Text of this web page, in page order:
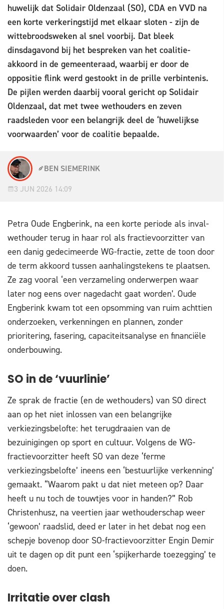
huwelijk dat Solidair Oldenzaal (SO), CDA en VVD na
een korte verkeringstijd met elkaar sloten - zijn de
wittebroodsweken al snel voorbij. Dat bleek
dinsdagavond bij het bespreken van het coalitie-
akkoord in de gemeenteraad, waarbij er door de
oppositie flink werd gestookt in de prille verbintenis.
De pijlen werden daarbij vooral gericht op Solidair
Oldenzaal, dat met twee wethouders en zeven
raadsleden voor een belangrijk deel de ‘huwelijkse
voorwaarden’ voor de coalitie bepaalde.
BEN SIEMERINK
3 JUN 2026 14:09
Petra Oude Engberink, na een korte periode als inval-
wethouder terug in haar rol als fractievoorzitter van
een danig gedecimeerde WG-fractie, zette de toon door
de term akkoord tussen aanhalingstekens te plaatsen.
Ze zag vooral ‘een verzameling onderwerpen waar
later nog eens over nagedacht gaat worden’. Oude
Engberink kwam tot een opsomming van ruim achttien
onderzoeken, verkenningen en plannen, zonder
prioritering, fasering, capaciteitsanalyse en financiële
onderbouwing.
SO in de ‘vuurlinie’
Ze sprak de fractie (en de wethouders) van SO direct
aan op het niet inlossen van een belangrijke
verkiezingsbelofte: het terugdraaien van de
bezuinigingen op sport en cultuur. Volgens de WG-
fractievoorzitter heeft SO van deze ‘ferme
verkiezingsbelofte’ ineens een ‘bestuurlijke verkenning’
gemaakt. “Waarom pakt u dat niet meteen op? Daar
heeft u nu toch de touwtjes voor in handen?” Rob
Christenhusz, na veertien jaar wethouderschap weer
‘gewoon’ raadslid, deed er later in het debat nog een
schepje bovenop door SO-fractievoorzitter Engin Demir
uit te dagen op dit punt een ‘spijkerharde toezegging’ te
doen.
Irritatie over clash